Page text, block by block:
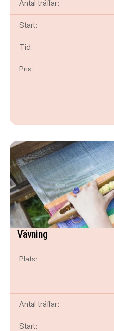
Antal träffar:
Start:
Tid:
Pris:
Vävning
Plats:
Antal träffar:
Start: